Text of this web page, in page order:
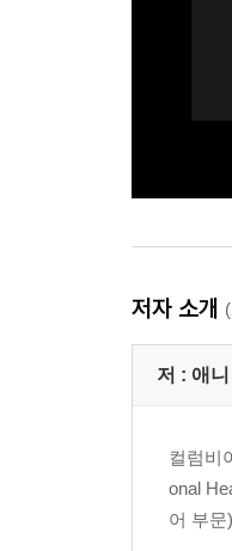
저자 소개
저 : 애
컬럼비
onal
어 부